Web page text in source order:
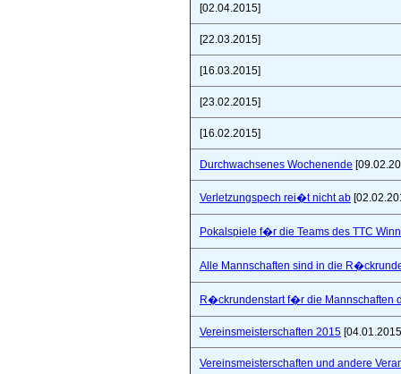
[02.04.2015]
[22.03.2015]
[16.03.2015]
[23.02.2015]
[16.02.2015]
Durchwachsenes Wochenende
Verletzungspech rei�t nicht ab
Pokalspiele f�r die Teams des TTC
Alle Mannschaften sind in die
R�ckrundenstart f�r die Mannschaften
Vereinsmeisterschaften 2015
Vereinsmeisterschaften und andere